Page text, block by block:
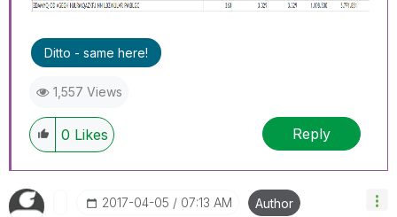
Ditto - same here!
1,557 Views
0 Likes Reply
‎2017-04-05 07:13 AM Author